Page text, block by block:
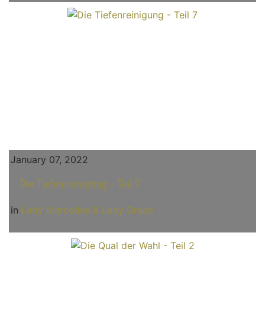
January 07, 2022
Die Tiefenreinigung - Teil 7
in Lady Mercedes & Lady Grace